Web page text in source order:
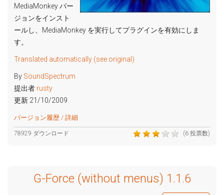
MediaMonkey バー
ジョンをインスト
ールし、MediaMonkey を実行してプラグインを有効にしま
す。
Translated automatically (see original)
By SoundSpectrum
提出者 rusty
更新 21/10/2009
バージョン履歴 / 詳細
(6 投票数)
78929 ダウンロード
G-Force (without menus) 1.1.6